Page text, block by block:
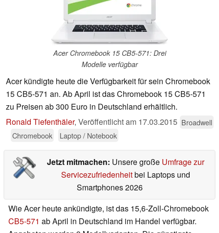
Acer Chromebook 15 CB5-571: Drei
Modelle verfügbar
Acer kündigte heute die Verfügbarkeit für sein Chromebook
15 CB5-571 an. Ab April ist das Chromebook 15 CB5-571
zu Preisen ab 300 Euro in Deutschland erhältlich.
Ronald Tiefenthäler, Veröffentlicht am 17.03.2015 Broadwell
Chromebook
Laptop / Notebook
Jetzt mitmachen: Unsere große Umfrage zur
Servicezufriedenheitbei Laptops und
Smartphones 2026
Wie Acer heute ankündigte, ist das 15,6-Zoll-Chromebook
CB5-571 ab April in Deutschland im Handel verfügbar.